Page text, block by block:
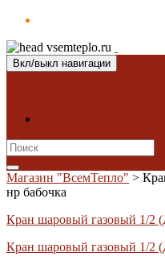
Вкл/выкл навигации
Search
for:
Магазин "ВсемТепло" >
нр бабочка
Кран шаровый газовый 1/2
Кран шаровый газовый 1/2